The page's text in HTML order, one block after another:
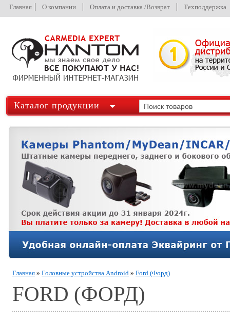
Главная О компании Оплата и доставка /Возврат Техподдержка
Каталог продукции
Главная » Головные устройства Android » Ford (Форд)
FORD (ФОРД)